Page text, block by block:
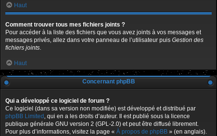
Haut
Comment trouver tous mes fichiers joints ?
Pour accéder à la liste des fichiers que vous avez joints à vos messages et
messages privés, allez dans votre panneau de l’utilisateur puis Gestion des
fichiers joints.
Haut
Concernant phpBB
Qui a développé ce logiciel de forum ?
Ce logiciel (dans sa version non modifiée) est développé et distribué par
phpBB Limited , qui en a les droits d’auteur. Il est publié sous la licence
publique générale GNU version 2 (GPL-2.0) et peut être diffusé librement.
Pour plus d’informations, visitez la page « À propos de phpBB » (en anglais).